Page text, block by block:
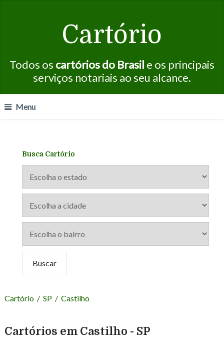
Cartório
Todos os cartórios do Brasil e os principais
serviços notariais ao seu alcance.
Menu
Busca Cartório
Cartório / SP / Castilho
Cartórios em Castilho - SP